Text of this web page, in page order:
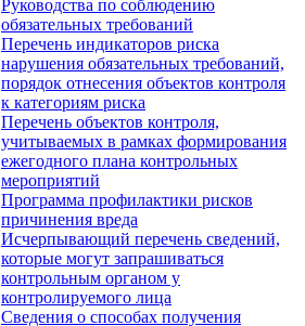
Руководства по соблюдению
обязательных требований
Перечень индикаторов риска
нарушения обязательных требований,
порядок отнесения объектов контроля
к категориям риска
Перечень объектов контроля,
учитываемых в рамках формирования
ежегодного плана контрольных
мероприятий
Программа профилактики рисков
причинения вреда
Исчерпывающий перечень сведений,
которые могут запрашиваться
контрольным органом у
контролируемого лица
Сведения о способах получения